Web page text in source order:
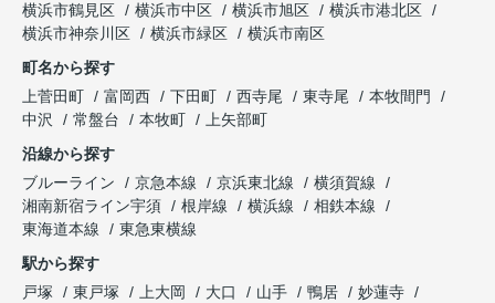
横浜市鶴見区
横浜市中区 横浜市旭区
横浜市港北区
横浜市神奈川区
横浜市緑区
横浜市南区
町名から探す
上菅田町
富岡西 下田町 西寺尾 東寺尾
本牧間門
中沢
常盤台 本牧町
上矢部町
沿線から探す
ブルーライン
京急本線 京浜東北線
横須賀線
湘南新宿ライン宇須
根岸線 横浜線
相鉄本線
東海道本線
東急東横線
駅から探す
戸塚
東戸塚 上大岡 大口 山手 鴨居
妙蓮寺